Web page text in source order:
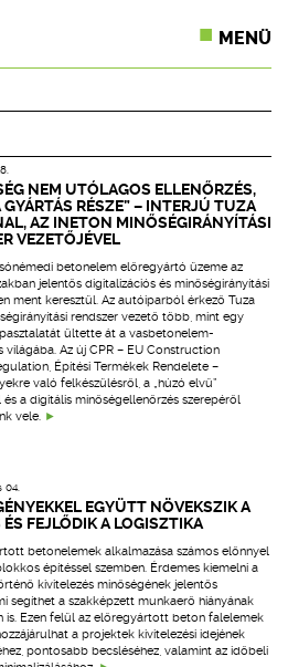
MENÜ
JOG
KÉPZÉSEK
SEGÉDLETEK
NEM UTÓLAGOS ELLENŐRZÉS,
GYÁRTÁS RÉSZE” – INTERJÚ TUZA
AZ INETON MINŐSÉGIRÁNYÍTÁSI
VEZETŐJÉVEL
betonelem előregyártó üzeme az
jelentős digitalizációs és minőségirányítási
ment keresztül. Az autóiparból érkező Tuza
rendszer vezető több, mint egy
ültette át a vasbetonelem-
világába. Az új CPR – EU Construction
Építési Termékek Rendelete –
való felkészülésről, a „húzó elvű”
a digitális minőségellenőrzés szerepéről
vele.
04.
EGYÜTT NÖVEKSZIK A
ÉS FEJLŐDIK A LOGISZTIKA
betonelemek alkalmazása számos előnnyel
építéssel szemben. Érdemes kiemelni a
kivitelezés minőségének jelentős
segíthet a szakképzett munkaerő hiányának
is. Ezen felül az előregyártott beton falelemek
a projektek kivitelezési idejének
pontosabb becsléséhez, valamint az időbeli